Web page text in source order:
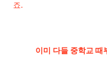
죠.
이미 다들 중학교 때